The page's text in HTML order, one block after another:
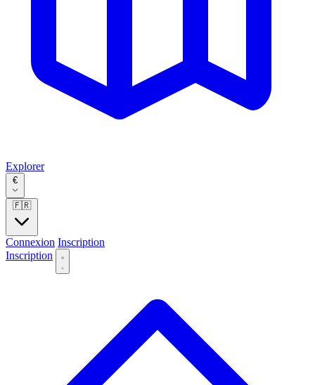
Explorer
€
🇫🇷
Connexion Inscription
Inscription